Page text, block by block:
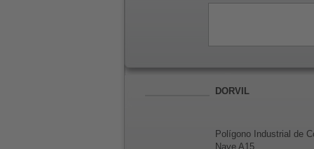
DORVIL
Polígono Industrial de
Nave A15